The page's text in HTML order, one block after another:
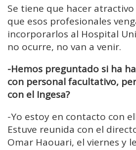
Se tiene que hacer
que esos profesionales
incorporarlos al Hospital
no ocurre, no van a venir.
-Hemos preguntado si ha
con personal facultativo,
con el Ingesa?
-Yo estoy en contacto con
Estuve reunida con el
Omar Haouari, el viernes y